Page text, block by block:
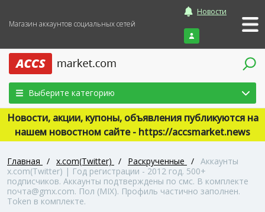
Магазин аккаунтов социальных сетей
Новости
Войти
Выберите категорию
Новости, акции, купоны, объявления публикуются на
нашем новостном сайте - https://accsmarket.news
Главная / x.com(Twitter) / Раскрученные / Аккаунты
x.com(Twitter) | Год регистрации - 2012 год. 500+
подписчиков. Аккаунты подтверждены по смс. В комплекте
почта@gmx.com. Пол (MIX). Профиль частично заполнен.
Token в комплекте.